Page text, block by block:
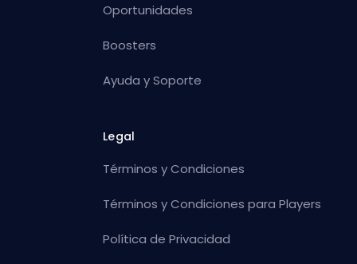
Oportunidades
Boosters
Ayuda y Soporte
Legal
Términos y Condiciones
Términos y Condiciones para Players
Política de Privacidad